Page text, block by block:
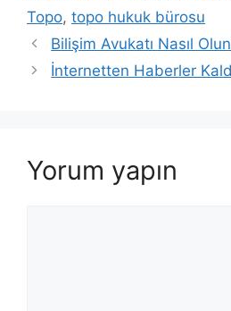
Topo, topo hukuk bürosu
Yazı
dolaşımı
Bilişim Avukatı Nasıl
İnternetten Haberler
Yorum yapın